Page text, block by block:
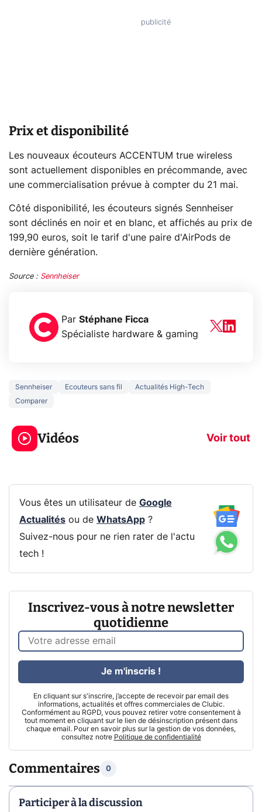
Prix et disponibilité
Les nouveaux écouteurs ACCENTUM true wireless
sont actuellement disponibles en précommande, avec
une commercialisation prévue à compter du 21 mai.
Côté disponibilité, les écouteurs signés Sennheiser
sont déclinés en noir et en blanc, et affichés au prix de
199,90 euros, soit le tarif d'une paire d'AirPods de
dernière génération.
Source : Sennheiser
Par Stéphane Ficca
Spécialiste hardware & gaming
Sennheiser Ecouteurs sans fil
Actualités High-Tech
Comparer
Vidéos Voir tout
3 écrans en 1 pour
319€ ? Voici L'AOC
CQ32G4ZA !
prochaine
Vous êtes un utilisateur de Google
Actualitésou de WhatsApp?
Suivez-nous pour ne rien rater de l'actu
tech !
Inscrivez-vous à notre newsletter
quotidienne
En cliquant sur s'inscrire, j’accepte de recevoir par email des
informations, actualités et offres commerciales de Clubic.
Conformément au RGPD, vous pouvez retirer votre consentement à
tout moment en cliquant sur le lien de désinscription présent dans
chaque email. Pour en savoir plus sur la gestion de vos données,
consultez notre Politique de confidentialité
Je m'inscris !
Commentaires 0
Participer à la discussion